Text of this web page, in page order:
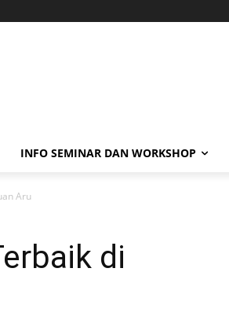
INFO SEMINAR DAN WORKSHOP
Aru
di